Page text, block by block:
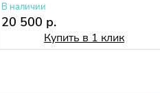
В наличии
20 500 р.
Купить в 1 клик